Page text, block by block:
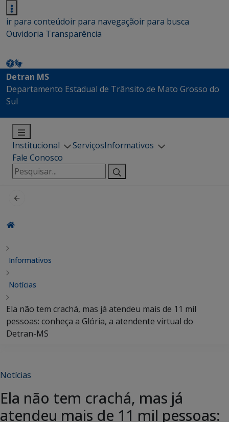
ir para conteúdoir para navegaçãoir para busca
Ouvidoria Transparência
Detran MS
Departamento Estadual de Trânsito de Mato Grosso do
Sul
Institucional ServiçosInformativos
Fale Conosco
Pesquisar
por:
Informativos
Notícias
Ela não tem crachá, mas já atendeu mais de 11 mil
pessoas: conheça a Glória, a atendente virtual do
Detran-MS
Notícias
Ela não tem crachá, mas já
atendeu mais de 11 mil pessoas: